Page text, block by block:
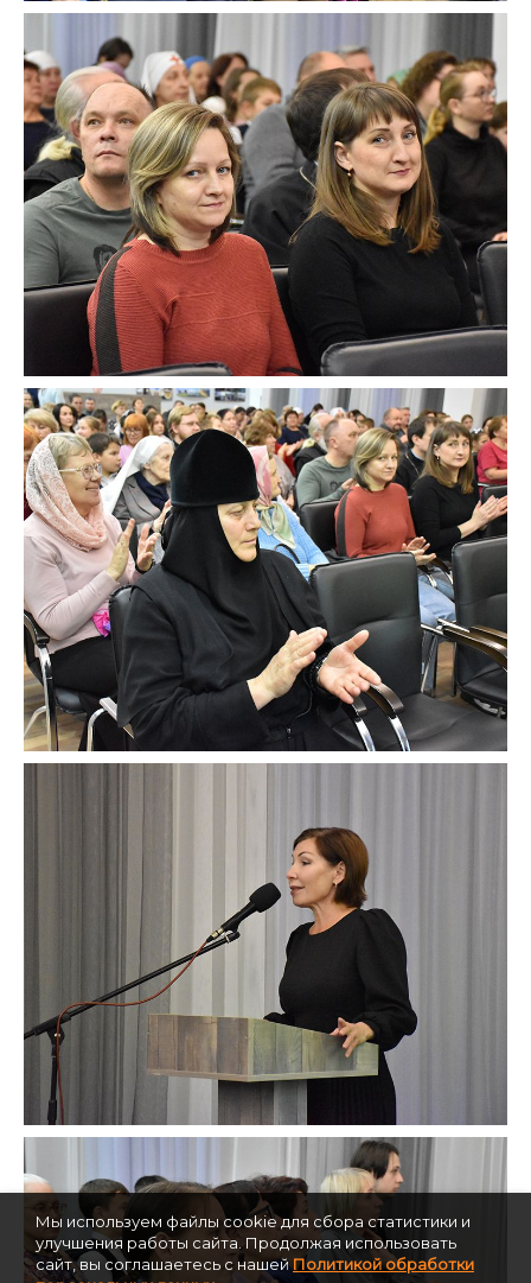
Мы используем файлы cookie для сбора статистики и
улучшения работы сайта. Продолжая использовать
сайт, вы соглашаетесь с нашейПолитикой обработки